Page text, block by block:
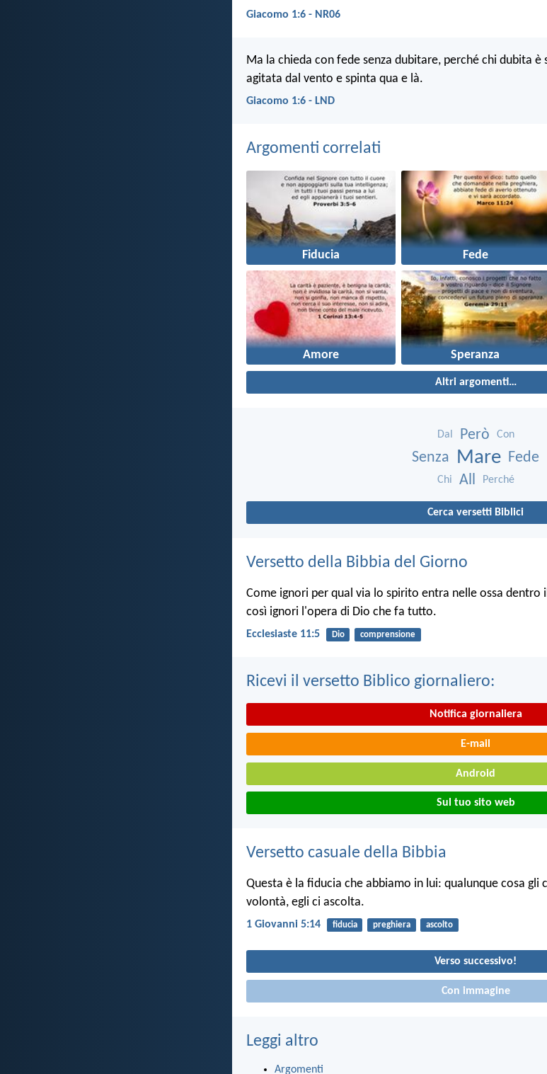
Giacomo 1:6 - NR06
Ma la chieda con fede senza dubitare, perché chi dubita
agitata dal vento e spinta qua e là.
Giacomo 1:6 - LND
Argomenti correlati
Fiducia Fede
Amore Speranza
Altri argomenti…
Dal Però Con
Senza Mare Fede
Chi All Perché
Cerca versetti Biblici
Versetto della Bibbia del Giorno
Come ignori per qual via lo spirito entra nelle ossa dentro
così ignori l'opera di Dio che fa tutto.
Ecclesiaste 11:5 Dio comprensione
Ricevi il versetto Biblico giornaliero:
Notifica giornaliera
E-mail
Android
Sul tuo sito web
Versetto casuale della Bibbia
Questa è la fiducia che abbiamo in lui: qualunque cosa gli
volontà, egli ci ascolta.
1 Giovanni 5:14 fiducia preghiera ascolto
Verso successivo!
Con immagine
Leggi altro
Argomenti